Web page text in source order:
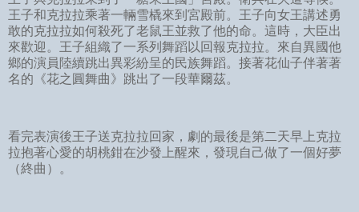
王子和克拉拉乘著一輛雪橇來到宮殿前。王子向女王講述勇
敢的克拉拉如何殺死了老鼠王並救了他的命。這時，大臣出
來歡迎。王子組織了一系列舞蹈以回報克拉拉。來自異國他
鄉的演員陸續跳出異彩紛呈的民族舞蹈。接著花仙子伴著著
名的《花之圓舞曲》跳出了一段華爾茲。
看完表演後王子送克拉拉回家，劇的最後是第二天早上克拉
拉抱著心愛的胡桃鉗在沙發上醒來，發現自己做了一個好夢
（終曲）。